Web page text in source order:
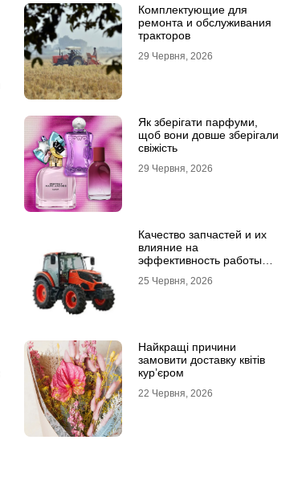
Комплектующие для
ремонта и обслуживания
тракторов
29 Червня, 2026
Як зберігати парфуми,
щоб вони довше зберігали
свіжість
29 Червня, 2026
Качество запчастей и их
влияние на
эффективность работы
25 Червня, 2026
Найкращі причини
замовити доставку квітів
кур’єром
22 Червня, 2026